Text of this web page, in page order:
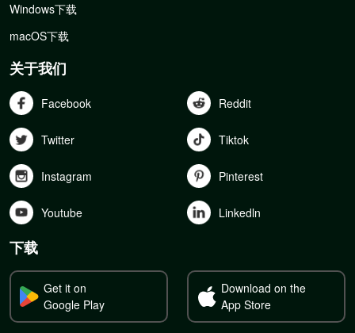
Windows下载
macOS下载
关于我们
Facebook Reddit
Twitter Tiktok
Instagram Pinterest
Youtube Linkedln
下载
Get it on
Google Play
Download on the
App Store